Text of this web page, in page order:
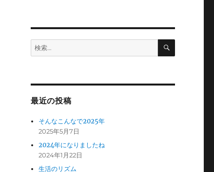
検
索:
検
最近の投稿
そんなこんなで2025年
2025年5月7日
2024年になりましたね
2024年1月22日
生活のリズム